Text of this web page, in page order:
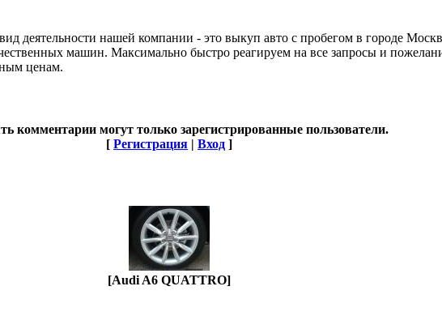
деятельности нашей компании - это выкуп авто с пробегом в городе
машин. Максимально быстро реагируем на все запросы и
ценам.
комментарии могут только зарегистрированные пользователи.
[ Регистрация | Вход ]
[Audi A6 QUATTRO]